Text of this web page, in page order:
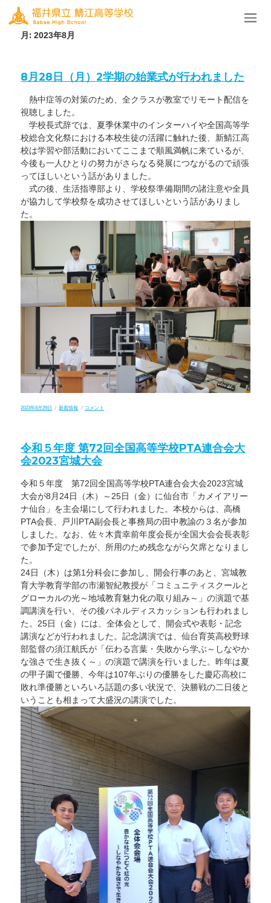
月:2023年8月
8月28日（月）2学期の始業式が行われました
熱中症等の対策のため、全クラスが教室でリモート配信を
視聴しました。
学校長式辞では、夏季休業中のインターハイや全国高等学
校総合文化祭における本校生徒の活躍に触れた後、新鯖江高
校は学習や部活動においてここまで順風満帆に来ているが、
今後も一人ひとりの努力がさらなる発展につながるので頑張
ってほしいという話がありました。
式の後、生活指導部より、学校祭準備期間の諸注意や全員
が協力して学校祭を成功させてほしいという話がありまし
た。
投
2023年8月29日
カ
新着情報
8
2
学
期
業
式
が
行
わ
れ
ま
た
コメント
令和５年度 第72回全国高等学校PTA連合会大
会2023宮城大会
令和５年度 第72回全国高等学校PTA連合会大会2023宮城
大会が8月24日（木）～25日（金）に仙台市「カメイアリー
ナ仙台」を主会場にして行われました。本校からは、高橋
PTA会長、戸川PTA副会長と事務局の田中教諭の３名が参加
しました。なお、佐々木貴幸前年度会長が全国大会会長表彰
で参加予定でしたが、所用のため残念ながら欠席となりまし
た。
24日（木）は第1分科会に参加し、開会行事のあと、宮城教
育大学教育学部の市瀬智紀教授が「コミュニティスクールと
グローカルの光～地域教育魅力化の取り組み～」の演題で基
調講演を行い、その後パネルディスカッションも行われまし
た。25日（金）には、全体会として、開会式や表彰・記念
講演などが行われました。記念講演では、仙台育英高校野球
部監督の須江航氏が「伝わる言葉・失敗から学ぶ～しなやか
な強さで生き抜く～」の演題で講演を行いました。昨年は夏
の甲子園で優勝、今年は107年ぶりの優勝をした慶応高校に
敗れ準優勝といろいろ話題の多い状況で、決勝戦の二日後と
いうことも相まって大盛況の講演でした。